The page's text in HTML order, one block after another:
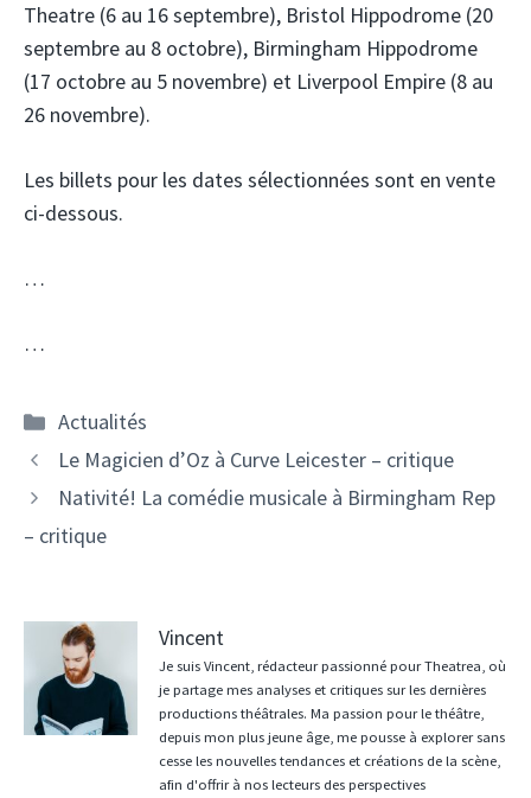
Theatre (6 au 16 septembre), Bristol Hippodrome (20
septembre au 8 octobre), Birmingham Hippodrome
(17 octobre au 5 novembre) et Liverpool Empire (8 au
26 novembre).
Les billets pour les dates sélectionnées sont en vente
ci-dessous.
…
…
Catégories
Actualités
Le Magicien d’Oz à Curve Leicester – critique
Nativité! La comédie musicale à Birmingham Rep
– critique
Vincent
Je suis Vincent, rédacteur passionné pour Theatrea, où
je partage mes analyses et critiques sur les dernières
productions théâtrales. Ma passion pour le théâtre,
depuis mon plus jeune âge, me pousse à explorer sans
cesse les nouvelles tendances et créations de la scène,
afin d'offrir à nos lecteurs des perspectives